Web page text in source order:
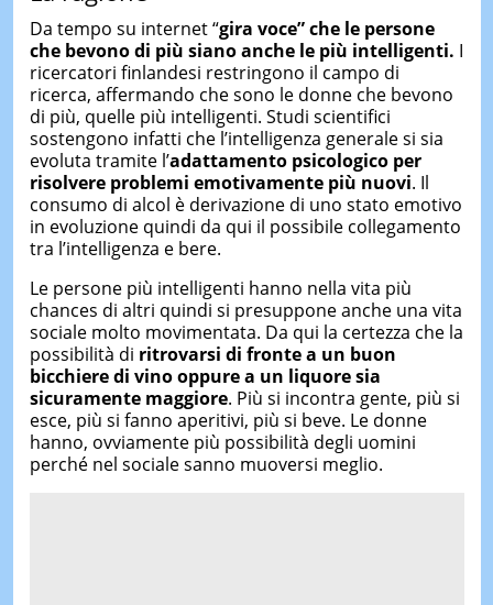
Da tempo su internet “gira voce” che le persone
che bevono di più siano anche le più intelligenti. I
ricercatori finlandesi restringono il campo di
ricerca, affermando che sono le donne che bevono
di più, quelle più intelligenti. Studi scientifici
sostengono infatti che l’intelligenza generale si sia
evoluta tramite l’adattamento psicologico per
risolvere problemi emotivamente più nuovi. Il
consumo di alcol è derivazione di uno stato emotivo
in evoluzione quindi da qui il possibile collegamento
tra l’intelligenza e bere.
Le persone più intelligenti hanno nella vita più
chances di altri quindi si presuppone anche una vita
sociale molto movimentata. Da qui la certezza che la
possibilità di ritrovarsi di fronte a un buon
bicchiere di vino oppure a un liquore sia
sicuramente maggiore. Più si incontra gente, più si
esce, più si fanno aperitivi, più si beve. Le donne
hanno, ovviamente più possibilità degli uomini
perché nel sociale sanno muoversi meglio.